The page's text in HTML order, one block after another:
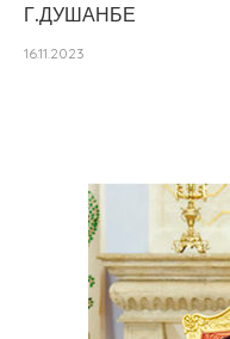
Г.ДУШАНБЕ
16.11.2023